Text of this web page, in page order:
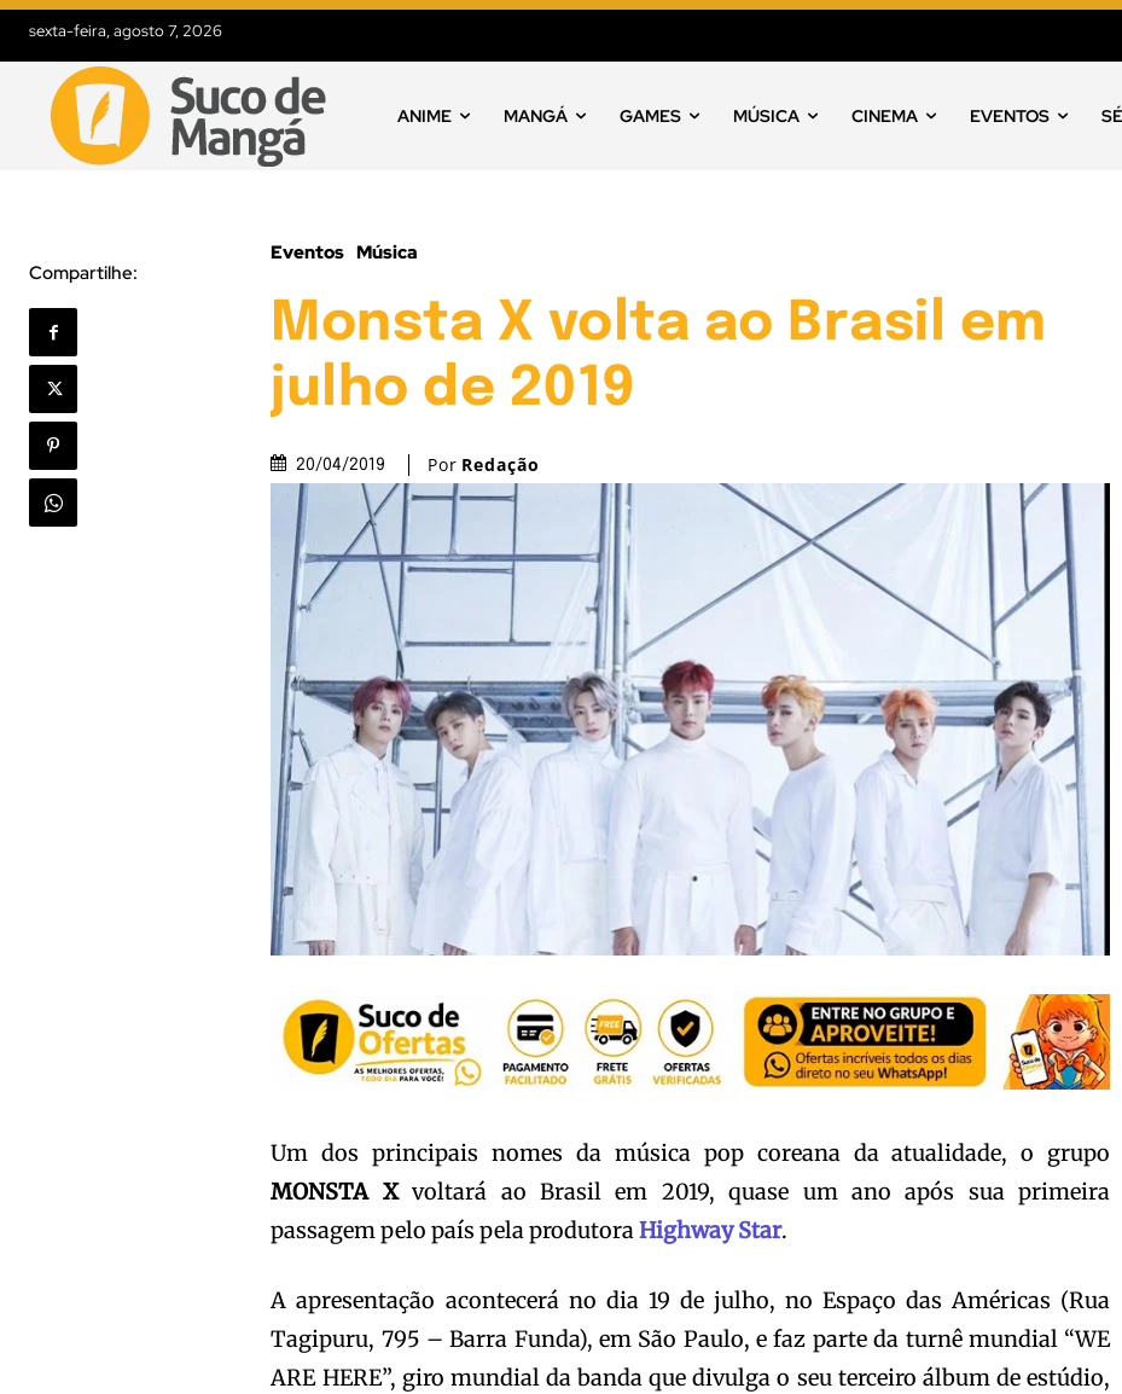
sexta-feira, agosto 7, 2026
ANIME MANGÁ GAMES MÚSICA CINEMA EVENTOS
Compartilhe:
Eventos Música
Monsta X volta ao Brasil em
julho de 2019
20/04/2019 Por Redação
Um dos principais nomes da música pop coreana da atualidade, o grupo
MONSTA Xvoltará ao Brasil em 2019, quase um ano após sua primeira
passagem pelo país pela produtoraHighway Star.
A apresentação acontecerá no dia 19 de julho, no Espaço das Américas (Rua
Tagipuru, 795 – Barra Funda), em São Paulo, e faz parte da turnê mundial “WE
ARE HERE”, giro mundial da banda que divulga o seu terceiro álbum de estúdio,